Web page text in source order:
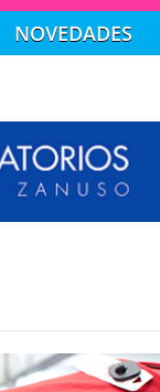
NOVEDADES